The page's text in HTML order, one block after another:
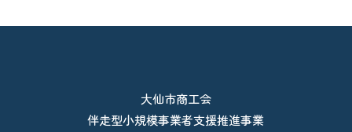
大仙市商工会
伴走型小規模事業者支援推進事業